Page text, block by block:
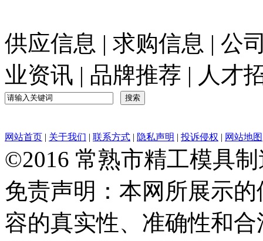
供应信息 | 求购信息 | 公
业资讯 | 品牌推荐 | 人才
网站首页 关于我们 联系方式 隐私声明 投诉侵权 网站地图
©2016 常熟市精工模具
免责声明：本网所展示
容的真实性、准确性和